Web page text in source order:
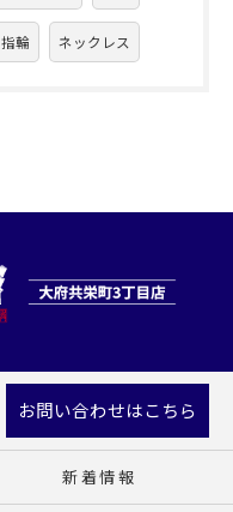
指輪 ネックレス
お問い合わせはこちら
新着情報